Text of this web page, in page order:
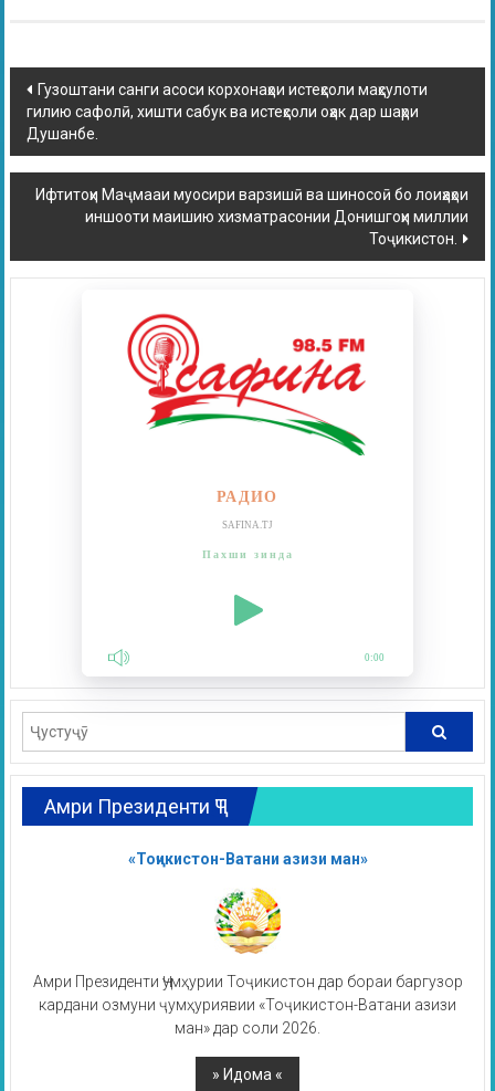
Гузоштани санги асоси корхонаҳои истеҳсоли маҳсулоти
гилию сафолӣ, хишти сабук ва истеҳсоли оҳак дар шаҳри
Душанбе.
Ифтитоҳи Маҷмааи муосири варзишӣ ва шиносоӣ бо лоиҳаҳои
иншооти маишию хизматрасонии Донишгоҳи миллии
Тоҷикистон.
РАДИО
SAFINA.TJ
Пахши зинда
0:00
Амри Президенти ҶТ
«Тоҷикистон-Ватани азизи ман»
Амри Президенти Ҷумҳурии Тоҷикистон дар бораи баргузор
кардани озмуни ҷумҳуриявии «Тоҷикистон-Ватани азизи
ман» дар соли 2026.